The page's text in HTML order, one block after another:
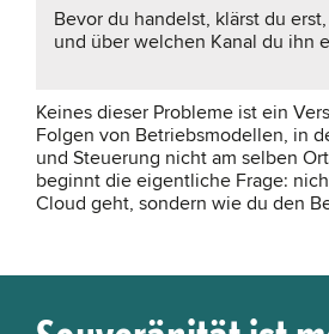
Bevor du handelst, klärst du
und über welchen Kanal du ihn
Keines dieser Probleme ist ein
Folgen von Betriebsmodellen, in
und Steuerung nicht am selben
beginnt die eigentliche Frage:
Cloud geht, sondern wie du den